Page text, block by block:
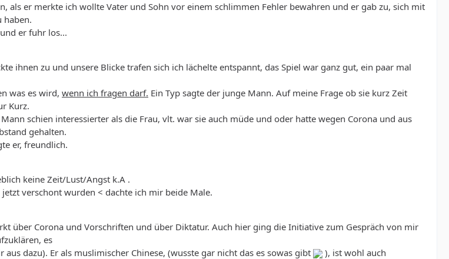
als er merkte ich wollte Vater und Sohn vor einem schlimmen Fehler bewahren und er gab zu, sich mit
haben.
er fuhr los...
ihnen zu und unsere Blicke trafen sich ich lächelte entspannt, das Spiel war ganz gut, ein paar mal
was es wird, wenn ich fragen darf. Ein Typ sagte der junge Mann. Auf meine Frage ob sie kurz Zeit
Kurz.
schien interessierter als die Frau, vlt. war sie auch müde und oder hatte wegen Corona und aus
gehalten.
er, freundlich.
keine Zeit/Lust/Angst k.A .
verschont wurden < dachte ich mir beide Male.
über Corona und Vorschriften und über Diktatur. Auch hier ging die Initiative zum Gespräch von mir
es
dazu). Er als muslimischer Chinese, (wusste gar nicht das es sowas gibt
), ist wohl auch